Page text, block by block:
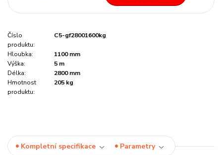
Číslo
produktu:
C5-gf28001600kg
Hloubka:
1100 mm
Výška:
5 m
Délka:
2800 mm
Hmotnost
produktu:
205 kg
Kompletní specifikace Parametry